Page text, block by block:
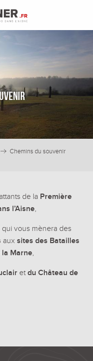
Chemins du souvenir
de la Première
l’Aisne,
vous mènera des
aux sites des Batailles
la Marne,
et du Château de